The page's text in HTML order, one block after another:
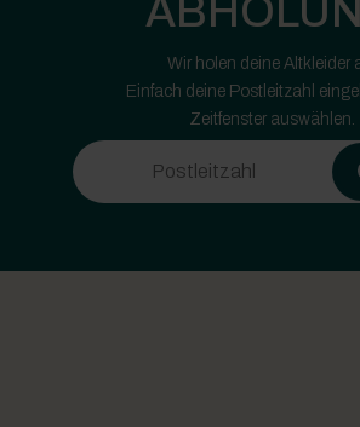
Wir holen deine Altkleider
Einfach deine Postleitzahl
Zeitfenster auswählen.